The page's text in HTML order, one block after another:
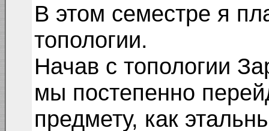
В этом семестре я
топологии.
Начав с топологии
мы постепенно
предмету, как